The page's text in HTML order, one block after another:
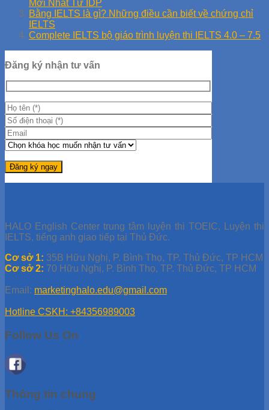
Mới Nhất Từ IDP
Bằng IELTS là gì? Những điều cần biết về chứng chỉ
IELTS
Complete IELTS bộ giáo trình luyện thi IELTS 4.0 – 7.5
Đăng ký nhận tư vấn
HALO English Center trung tâm luyện thi TOEIC, Luyện thi
IELTS, tiếng anh giao tiếp tại Thủ Đức.
Cơ sở 1: 35B Hữu Nghị, P. Bình Thọ, TP. Thủ Đức, TP HCM
Cơ sở 2: 70 Hữu Nghị, P. Bình Thọ, TP. Thủ Đức, TP HCM
Email: marketinghalo.edu@gmail.com
Hotline CSKH: +84356989003
Follow Us On
Thông tin chung